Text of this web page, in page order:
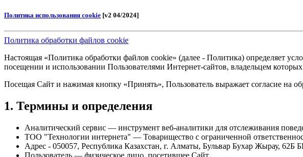
Политика использования cookie [v2 04/2024]
Политика обработки файлов cookie
Настоящая «Политика обработки файлов cookie» (далее - Политика) определяет
посещении и использовании Пользователями Интернет-сайтов, владельцем
Посещая Сайт и нажимая кнопку «Принять», Пользователь выражает согласие на
1. Термины и определения
Аналитический сервис — инструмент веб-аналитики для отслеживания
ТОО "Технологии интернета" — Товарищество с ограниченной
Адрес - 050057, Республика Казахстан, г. Алматы, Бульвар Бухар Жырау, 62Б
Пользователь — физическое лицо, посетившее Сайт.